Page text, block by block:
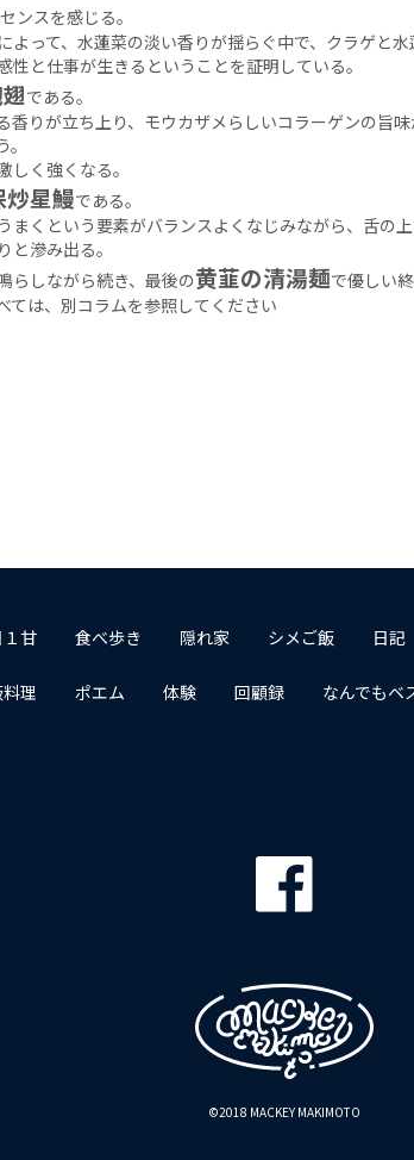
ンスを感じる。
って、水蓮菜の淡い香りが揺らぐ中で、クラゲと水
と仕事が生きるということを証明している。
である。
りが立ち上り、モウカザメらしいコラーゲンの旨味
く強くなる。
星鰻である。
くという要素がバランスよくなじみながら、舌の上
滲み出る。
らしながら続き、最後の黄韮の清湯麺で優しい
ては、別コラムを参照してください
１甘 食べ歩き 隠れ家 シメご飯 日記
理 ポエム 体験 回顧録 なんでもベ
©2018 MACKEY MAKIMOTO